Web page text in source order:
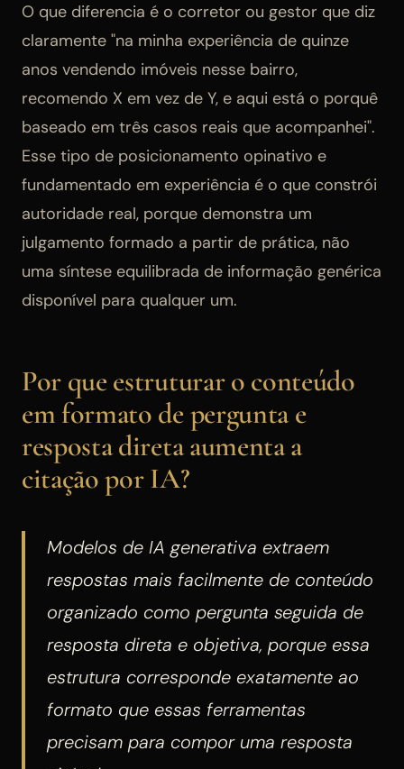
O que diferencia é o corretor ou gestor que diz
claramente "na minha experiência de quinze
anos vendendo imóveis nesse bairro,
recomendo X em vez de Y, e aqui está o porquê
baseado em três casos reais que acompanhei".
Esse tipo de posicionamento opinativo e
fundamentado em experiência é o que constrói
autoridade real, porque demonstra um
julgamento formado a partir de prática, não
uma síntese equilibrada de informação genérica
disponível para qualquer um.
Por que estruturar o conteúdo
em formato de pergunta e
resposta direta aumenta a
citação por IA?
Modelos de IA generativa extraem
respostas mais facilmente de conteúdo
organizado como pergunta seguida de
resposta direta e objetiva, porque essa
estrutura corresponde exatamente ao
formato que essas ferramentas
precisam para compor uma resposta